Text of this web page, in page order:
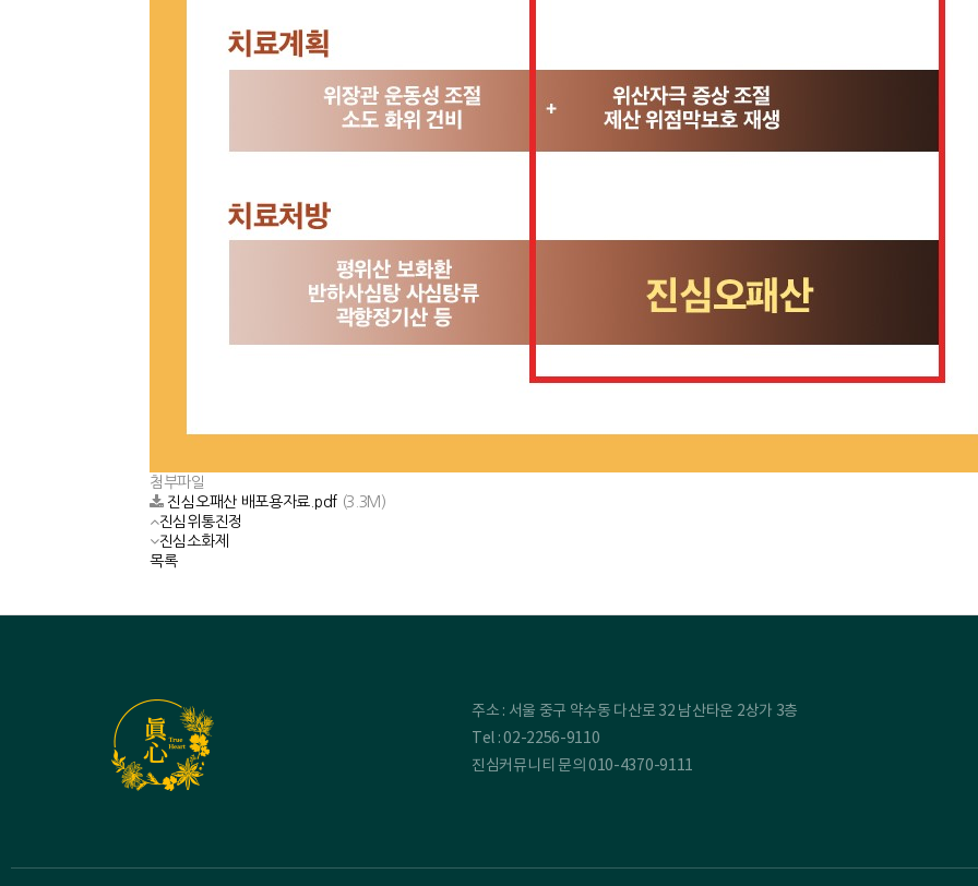
첨부파일
진심오패산 배포용자료.pdf (3.3M)
진심위통진정
진심소화제
목록
주소 : 서울 중구 약수동 다산로 32 남산타운 2상가 3층
Tel : 02-2256-9110
진심커뮤니티 문의 010-4370-9111